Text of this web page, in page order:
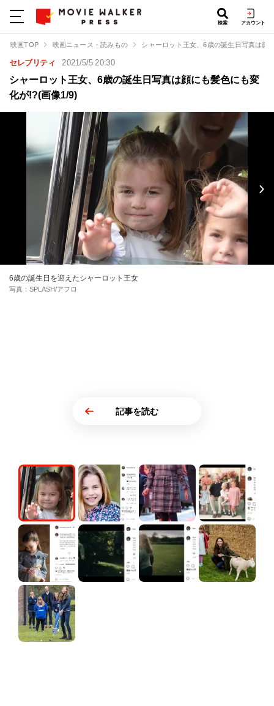
検索 アカウント
映画TOP 映画ニュース・読みもの シャーロット王女、6歳の誕生日写真は顔
セレブリティ 2021/5/5 20:30
シャーロット王女、6歳の誕生日写真は顔にも髪色にも変
化が!?(画像1/9)
6歳の誕生日を迎えたシャーロット王女
写真：SPLASH/アフロ
記事を読む